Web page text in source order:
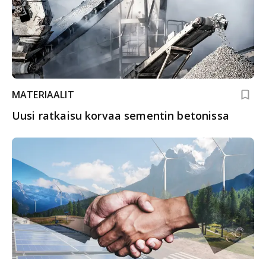
MATERIAALIT
Uusi ratkaisu korvaa sementin betonissa